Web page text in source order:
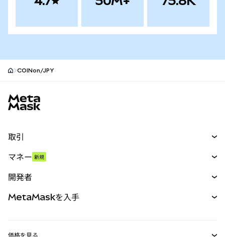
COINon/JPY
取引
パーペチュアル
RWA
マネー 新規
開発者
MetaMaskを入手
価格を見る